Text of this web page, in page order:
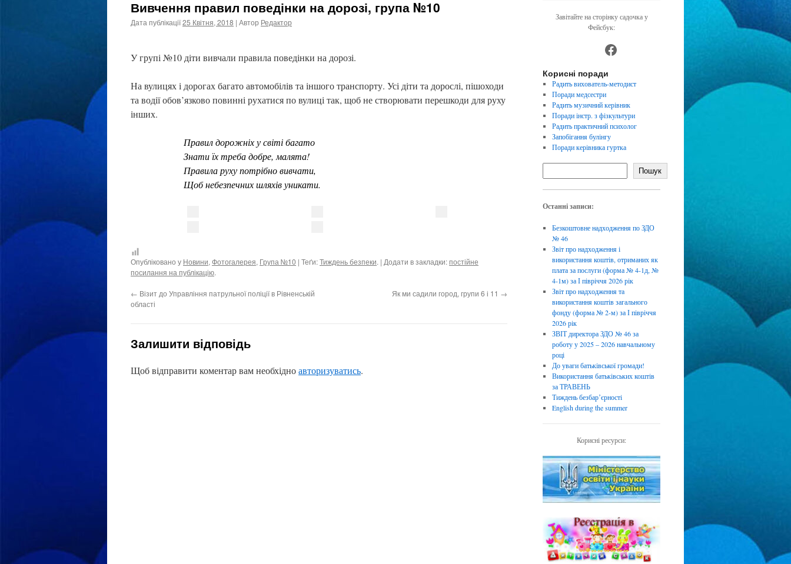
Вивчення правил поведінки на дорозі, група №10
Дата публікації25 Квітня, 2018 | Автор Редактор
У групі №10 діти вивчали правила поведінки на дорозі.
На вулицях і дорогах багато автомобілів та іншого транспорту. Усі діти та дорослі, пішоходи
та водії обов’язково повинні рухатися по вулиці так, щоб не створювати перешкоди для руху
інших.
Правил дорожніх у світі багато
Знати їх треба добре, малята!
Правила руху потрібно вивчати,
Щоб небезпечних шляхів уникати.
Опубліковано у Новини, Фотогалерея, Група №10 | Теґи:Тиждень безпеки. | Додати в закладки:постійне
посилання на публікацію.
← Візит до Управління патрульної поліції в Рівненській
області
Як ми садили город, групи 6 і 11 →
Залишити відповідь
Щоб відправити коментар вам необхідноавторизуватись.
Завітайте на сторінку садочка у
Фейсбук:
https://www.facebook.com/
Корисні поради
Радить вихователь-методист
Поради медсестри
Радить музичний керівник
Поради інстр. з фізкультури
Радить практичний психолог
Запобігання булінгу
Поради керівника гуртка
Пошук
Останні записи:
Безкоштовне надходження по ЗДО
№ 46
Звіт про надходження і
використання коштів, отриманих як
плата за послуги (форма № 4-1д, №
4-1м) за І півріччя 2026 рік
Звіт про надходження та
використання коштів загального
фонду (форма № 2-м) за І півріччя
2026 рік
ЗВІТ директора ЗДО № 46 за
роботу у 2025 – 2026 навчальному
році
До уваги батьківської громади!
Використання батьківських коштів
за ТРАВЕНЬ
Тиждень безбарʼєрності
English during the summer
Корисні ресурси: